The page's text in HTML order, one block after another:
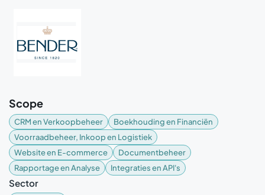
Scope
CRM en Verkoopbeheer
Boekhouding en Financiën
Voorraadbeheer, Inkoop en Logistiek
Website en E-commerce
Documentbeheer
Rapportage en Analyse
Integraties en API's
Sector